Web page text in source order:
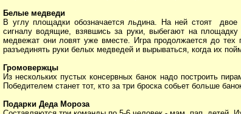
Белые медведи
В углу площадки обозначается льдина. На ней стоят
сигналу водящие, взявшись за руки, выбегают на
медвежат они ловят уже вместе. Игра продолжается до тех
разъединять руки белых медведей и вырываться, когда их
Громовержцы
Из нескольких пустых консервных банок надо построить
Победителем станет тот, кто за три броска собьет больше
Подарки Деда Мороза